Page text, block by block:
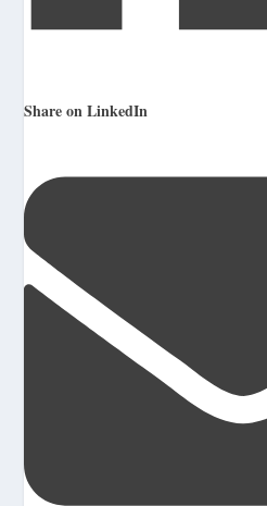
Share on LinkedIn